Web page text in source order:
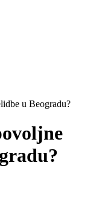
u Beogradu?